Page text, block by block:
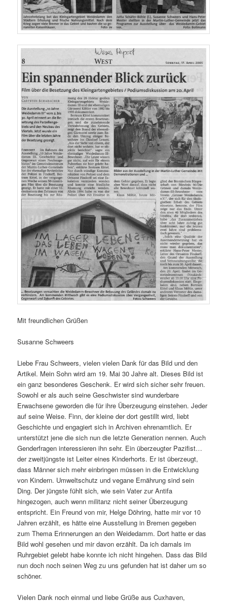
Mit freundlichen Grüßen
Susanne Schweers
Liebe Frau Schweers, vielen vielen Dank für das Bild und den
Artikel. Mein Sohn wird am 19. Mai 30 Jahre alt. Dieses Bild ist
ein ganz besonderes Geschenk. Er wird sich sicher sehr freuen.
Sowohl er als auch seine Geschwister sind wunderbare
Erwachsene geworden die für ihre Überzeugung einstehen. Jeder
auf seine Weise. Finn, der kleine der dort gestillt wird, liebt
Geschichte und engagiert sich in Archiven ehrenamtlich. Er
unterstützt jene die sich nun die letzte Generation nennen. Auch
Genderfragen interessieren ihn sehr. Ein überzeugter Pazifist…
der zweitjüngste ist Leiter eines Kinderhorts. Er ist überzeugt,
dass Männer sich mehr einbringen müssen in die Entwicklung
von Kindern. Umweltschutz und vegane Ernährung sind sein
Ding. Der jüngste fühlt sich, wie sein Vater zur Antifa
hingezogen, auch wenn militanz nicht seiner Überzeugung
entspricht. Ein Freund von mir, Helge Döhring, hatte mir vor 10
Jahren erzählt, es hätte eine Ausstellung in Bremen gegeben
zum Thema Erinnerungen an den Weidedamm. Dort hatte er das
Bild wohl gesehen und mir davon erzählt. Da ich damals im
Ruhrgebiet gelebt habe konnte ich nicht hingehen. Dass das Bild
nun doch noch seinen Weg zu uns gefunden hat ist daher um so
schöner.
Vielen Dank noch einmal und liebe Grüße aus Cuxhaven,